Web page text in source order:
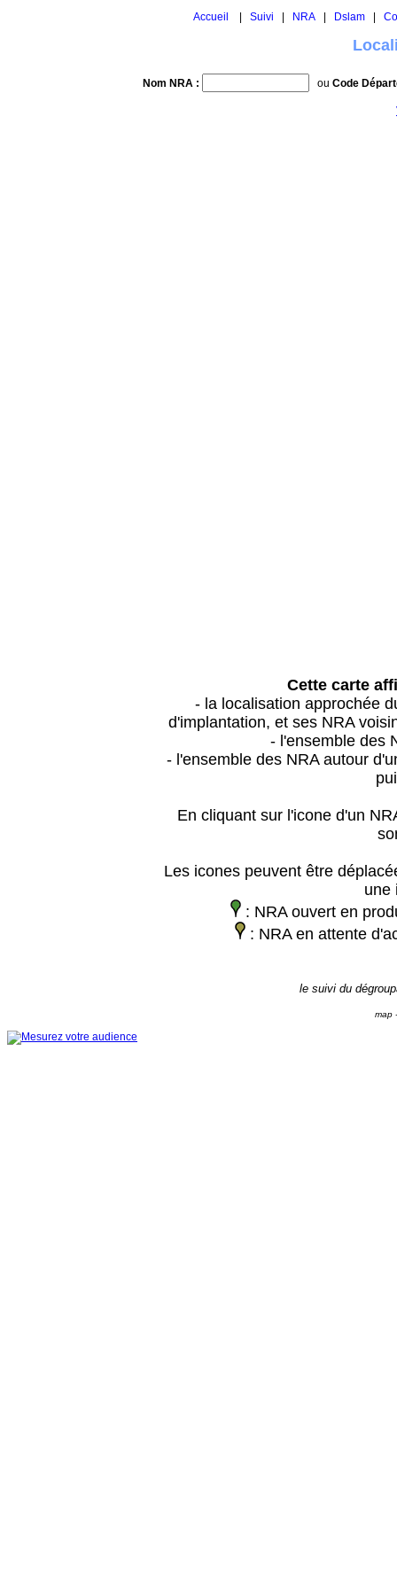
Accueil Suivi NRA Dslam
Nom NRA : ou Code
Cette carte
- la localisation approchée
d'implantation, et ses NRA
- l'ensemble des
- l'ensemble des NRA autour
En cliquant sur l'icone d'un
Les icones peuvent être
une
: NRA ouvert en
: NRA en attente
le suivi du
map